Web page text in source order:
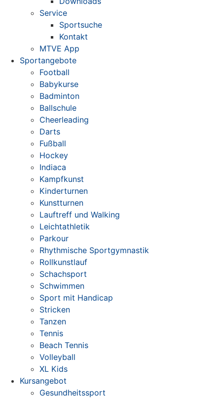
Service
Sportsuche
Kontakt
MTVE App
Sportangebote
Football
Babykurse
Badminton
Ballschule
Cheerleading
Darts
Fußball
Hockey
Indiaca
Kampfkunst
Kinderturnen
Kunstturnen
Lauftreff und Walking
Leichtathletik
Parkour
Rhythmische Sportgymnastik
Rollkunstlauf
Schachsport
Schwimmen
Sport mit Handicap
Stricken
Tanzen
Tennis
Beach Tennis
Volleyball
XL Kids
Kursangebot
Gesundheitssport